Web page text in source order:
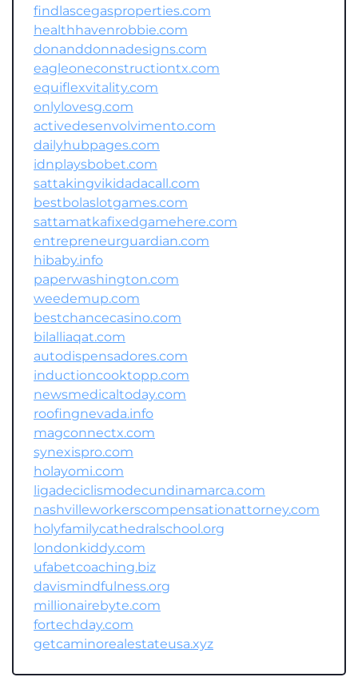
findlascegasproperties.com
healthhavenrobbie.com
donanddonnadesigns.com
eagleoneconstructiontx.com
equiflexvitality.com
onlylovesg.com
activedesenvolvimento.com
dailyhubpages.com
idnplaysbobet.com
sattakingvikidadacall.com
bestbolaslotgames.com
sattamatkafixedgamehere.com
entrepreneurguardian.com
hibaby.info
paperwashington.com
weedemup.com
bestchancecasino.com
bilalliaqat.com
autodispensadores.com
inductioncooktopp.com
newsmedicaltoday.com
roofingnevada.info
magconnectx.com
synexispro.com
holayomi.com
ligadeciclismodecundinamarca.com
nashvilleworkerscompensationattorney.com
holyfamilycathedralschool.org
londonkiddy.com
ufabetcoaching.biz
davismindfulness.org
millionairebyte.com
fortechday.com
getcaminorealestateusa.xyz